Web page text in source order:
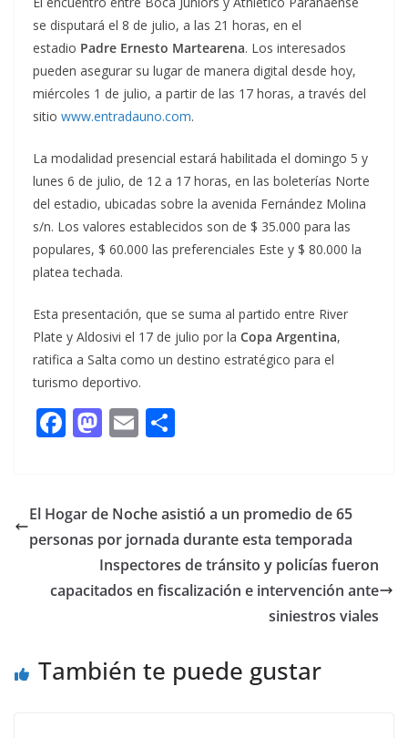
se disputará el 8 de julio, a las 21 horas, en el
estadio Padre Ernesto Martearena. Los interesados
pueden asegurar su lugar de manera digital desde hoy,
miércoles 1 de julio, a partir de las 17 horas, a través del
sitio www.entradauno.com.
La modalidad presencial estará habilitada el domingo 5 y
lunes 6 de julio, de 12 a 17 horas, en las boleterías Norte
del estadio, ubicadas sobre la avenida Fernández Molina
s/n. Los valores establecidos son de $ 35.000 para las
populares, $ 60.000 las preferenciales Este y $ 80.000 la
platea techada.
Esta presentación, que se suma al partido entre River
Plate y Aldosivi el 17 de julio por la Copa Argentina,
ratifica a Salta como un destino estratégico para el
turismo deportivo.
F
b
o
k
M
d
o
n
E
l p
ar
ti
r
El Hogar de Noche asistió a un promedio de 65
personas por jornada durante esta temporada
Inspectores de tránsito y policías fueron
capacitados en fiscalización e intervención ante
siniestros viales
También te puede gustar